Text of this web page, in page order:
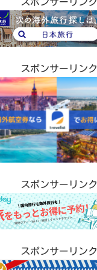
スポンサーリンク
スポンサーリンク
スポンサーリンク